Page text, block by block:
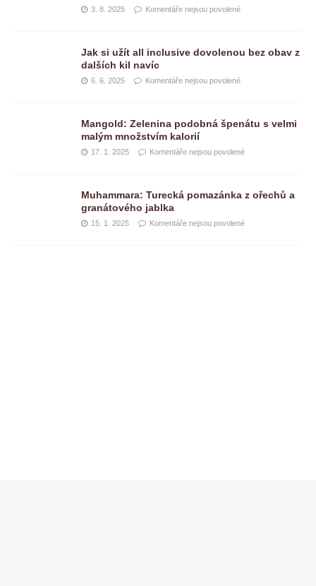
3. 8. 2025 Komentáře nejsou povolené
Jak si užít all inclusive dovolenou bez obav z
dalších kil navíc
6. 6. 2025 Komentáře nejsou povolené
Mangold: Zelenina podobná špenátu s velmi
malým množstvím kalorií
17. 1. 2025 Komentáře nejsou povolené
Muhammara: Turecká pomazánka z ořechů a
granátového jablka
15. 1. 2025 Komentáře nejsou povolené